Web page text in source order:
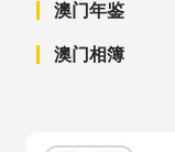
澳门年鉴
澳门相簿